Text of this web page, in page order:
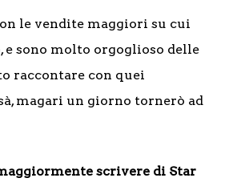
le vendite maggiori su cui
e sono molto orgoglioso delle
raccontare con quei
magari un giorno tornerò ad
scrivere di Star